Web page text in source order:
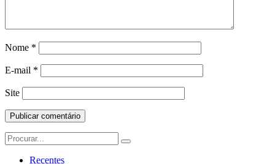
Nome *
E-mail *
Site
Search
for:
Recentes